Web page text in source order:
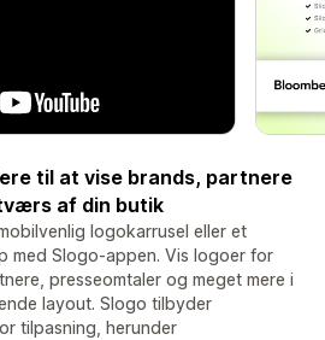
til at vise brands, partnere
af din butik
logokarrusel eller et
med Slogo-appen. Vis logoer for
presseomtaler og meget mere i
layout. Slogo tilbyder
tilpasning, herunder